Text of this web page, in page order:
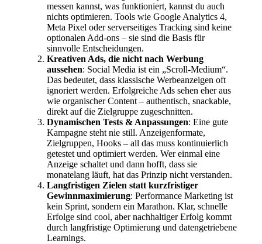
messen kannst, was funktioniert, kannst du auch
nichts optimieren. Tools wie Google Analytics 4,
Meta Pixel oder serverseitiges Tracking sind keine
optionalen Add-ons – sie sind die Basis für
sinnvolle Entscheidungen.
Kreativen Ads, die nicht nach Werbung
aussehen: Social Media ist ein „Scroll-Medium“.
Das bedeutet, dass klassische Werbeanzeigen oft
ignoriert werden. Erfolgreiche Ads sehen eher aus
wie organischer Content – authentisch, snackable,
direkt auf die Zielgruppe zugeschnitten.
Dynamischen Tests & Anpassungen: Eine gute
Kampagne steht nie still. Anzeigenformate,
Zielgruppen, Hooks – all das muss kontinuierlich
getestet und optimiert werden. Wer einmal eine
Anzeige schaltet und dann hofft, dass sie
monatelang läuft, hat das Prinzip nicht verstanden.
Langfristigen Zielen statt kurzfristiger
Gewinnmaximierung: Performance Marketing ist
kein Sprint, sondern ein Marathon. Klar, schnelle
Erfolge sind cool, aber nachhaltiger Erfolg kommt
durch langfristige Optimierung und datengetriebene
Learnings.